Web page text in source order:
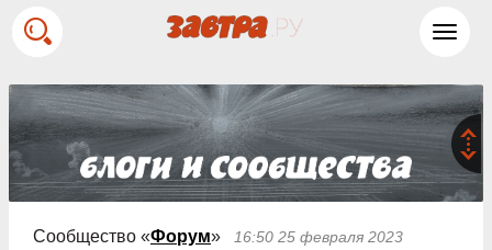
Сообщество «Форум» 16:50 25 февраля 2023